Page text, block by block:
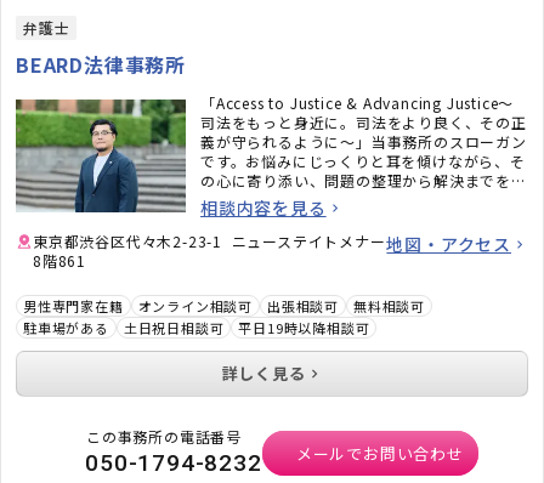
弁護士
BEARD法律事務所
「Access to Justice & Advancing Justice〜
司法をもっと身近に。司法をより良く、その正
義が守られるように〜」当事務所のスローガン
です。お悩みにじっくりと耳を傾けながら、そ
の心に寄り添い、問題の整理から解決までを二
人三脚でサポートいたします。
相談内容を見る
東京都渋谷区代々木2-23-1 ニューステイトメナー
8階861
地図・アクセス
男性専門家在籍 オンライン相談可 出張相談可
無料相談可
駐車場がある
土日祝日相談可 平日19時以降相談可
詳しく見る
この事務所の電話番号
050-1794-8232 メールでお問い合わせ